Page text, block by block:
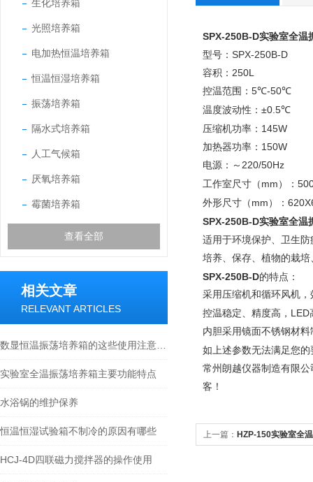
生化培养箱
光照培养箱
电加热恒温培养箱
恒温恒湿培养箱
振荡培养箱
隔水式培养箱
人工气候箱
厌氧培养箱
霉菌培养箱
查看全部
相关文章
RELEVANT ARTICLES
实验室全温振荡培养箱主要功能特点
水浴锅的维护保养
恒温恒湿试验箱不制冷的原因有哪些
HCJ-4D四联磁力搅拌器的操作使用
SPX-250B-D实验室全温
型号： SPX-250B-D
容积： 250L
控温范围： 5℃-50℃
温度波动性： ±0.5℃
压缩机功率： 145W
加热器功率： 150W
电源： ～ 220/50Hz
工作室尺寸（ mm ）：
外形尺寸（ mm ）：
SPX-250B-D实验室全温
适用于环境保护、卫生
培养、保存、植物的栽
SPX-250B-D的特点：
采用压缩机和循环风机
控温稳定、精度高， LED
内胆采用镜面不锈钢材
如上述参数无法满足您
常州朗越仪器制造有限
客！
上一篇： HZP-150实验室全